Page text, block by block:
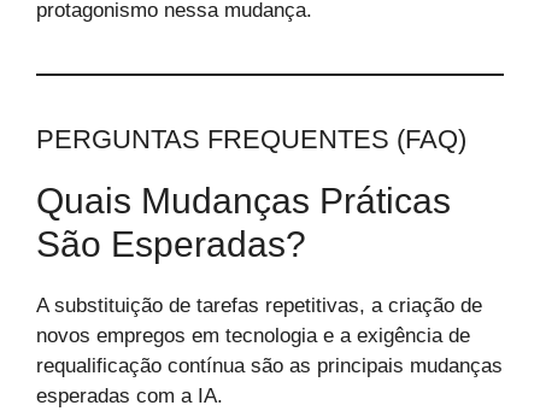
protagonismo nessa mudança.
PERGUNTAS FREQUENTES (FAQ)
Quais Mudanças Práticas
São Esperadas?
A substituição de tarefas repetitivas, a criação de
novos empregos em tecnologia e a exigência de
requalificação contínua são as principais mudanças
esperadas com a IA.